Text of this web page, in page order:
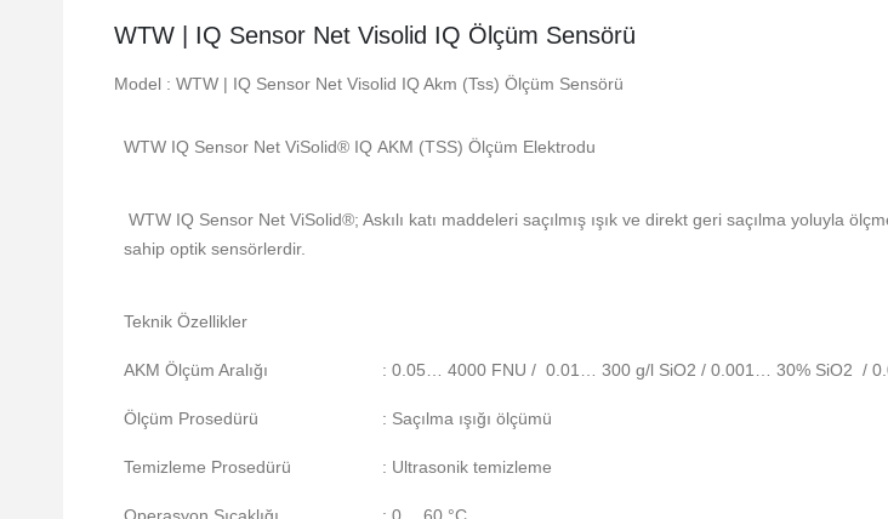
WTW | IQ Sensor Net Visolid IQ Ölçüm Sensörü
Model : WTW | IQ Sensor Net Visolid IQ Akm (Tss) Ölçüm Sensörü
WTW IQ Sensor Net ViSolid® IQ AKM (TSS) Ölçüm Elektrodu
WTW IQ Sensor Net ViSolid®; Askılı katı maddeleri saçılmış ışık ve direkt geri saçılma yoluyla
sahip optik sensörlerdir.
Teknik Özellikler
AKM Ölçüm Aralığı : 0.05… 4000 FNU / 0.01… 300 g/l SiO2 / 0.001… 30% SiO2 /
Ölçüm Prosedürü : Saçılma ışığı ölçümü
Temizleme Prosedürü : Ultrasonik temizleme